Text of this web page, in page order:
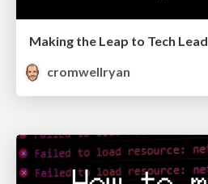
Making the Leap to Tech Lead
cromwellryan